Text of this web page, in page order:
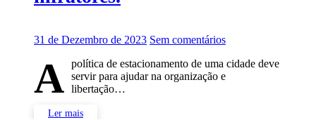
31 de Dezembro de 2023 Sem comentários
A política de estacionamento de uma cidade deve
servir para ajudar na organização e
libertação…
Ler mais